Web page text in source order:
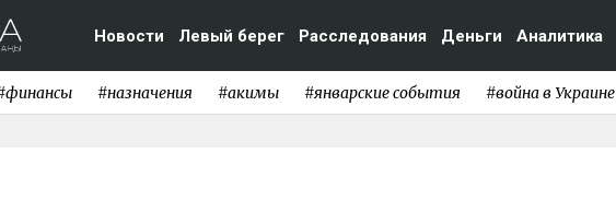
Новости Левый берег Расследования Деньги Аналитика
#назначения #акимы #январские события #война в Украине